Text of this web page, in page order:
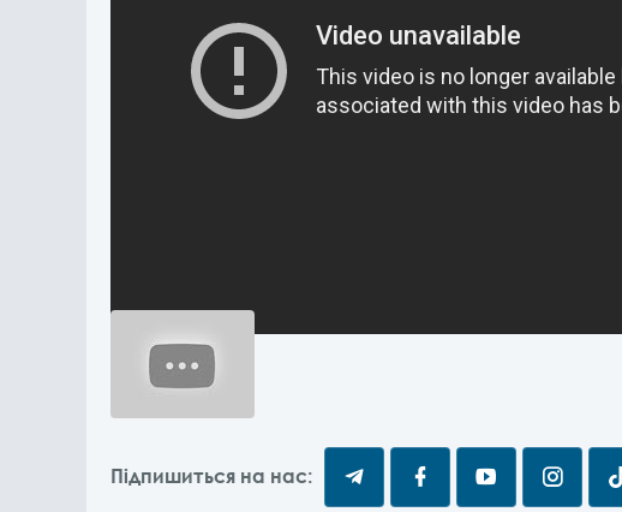
Підпишиться на нас: